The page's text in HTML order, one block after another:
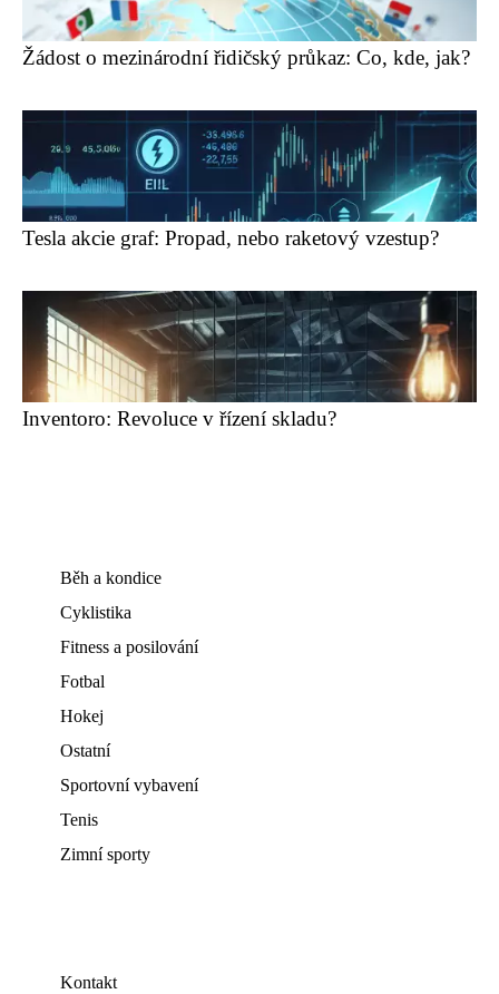
Žádost o mezinárodní řidičský průkaz: Co, kde, jak?
Tesla akcie graf: Propad, nebo raketový vzestup?
Inventoro: Revoluce v řízení skladu?
Běh a kondice
Cyklistika
Fitness a posilování
Fotbal
Hokej
Ostatní
Sportovní vybavení
Tenis
Zimní sporty
Kontakt